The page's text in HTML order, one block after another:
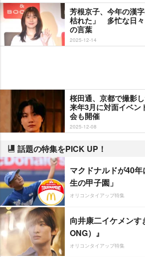
芳根京子、今年の漢
枯れた」 多忙な日
の言葉
2025-12-14
桜田通、京都で撮影
来年3月に対面イベン
会も開催
2025-12-08
話題の特集をPICK UP！
マクドナルドが40
生の甲子園」
オリコンタイアップ特集
向井康二イケメン
ONG）』
オリコンタイアップ特集